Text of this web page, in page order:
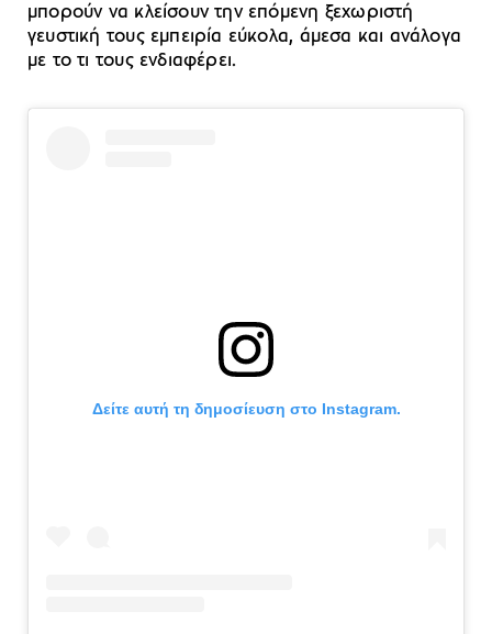
μπορούν να κλείσουν την επόμενη ξεχωριστή
γευστική τους εμπειρία εύκολα, άμεσα και ανάλογα
με το τι τους ενδιαφέρει.
Δείτε αυτή τη δημοσίευση στο Instagram.